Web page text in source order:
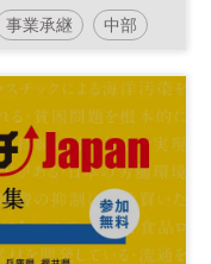
事業承継 中部
ピッチ